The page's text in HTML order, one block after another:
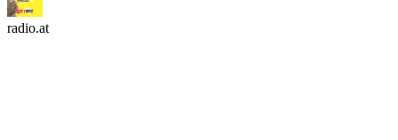
radio.at